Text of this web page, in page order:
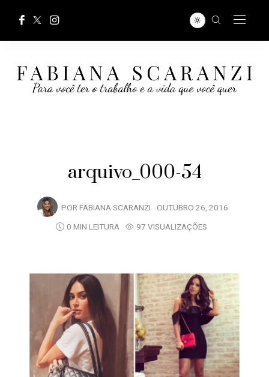
arquivo_000-54
POR FABIANA SCARANZI OUTUBRO 26, 2016
0 MIN LEITURA
97 VISUALIZAÇÕES